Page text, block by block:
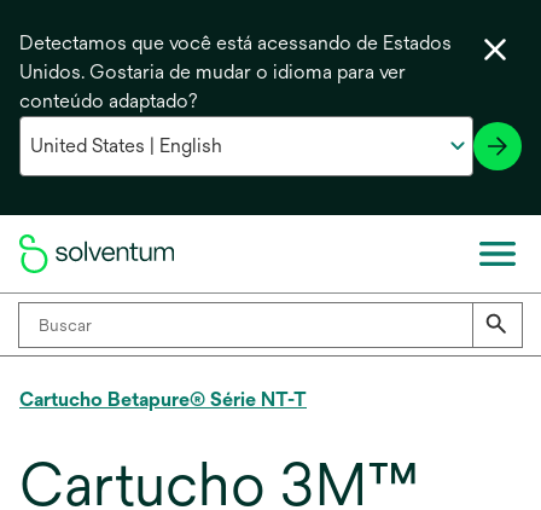
Detectamos que você está acessando de Estados
Unidos. Gostaria de mudar o idioma para ver
conteúdo adaptado?
Cartucho Betapure® Série NT-T
Cartucho 3M™